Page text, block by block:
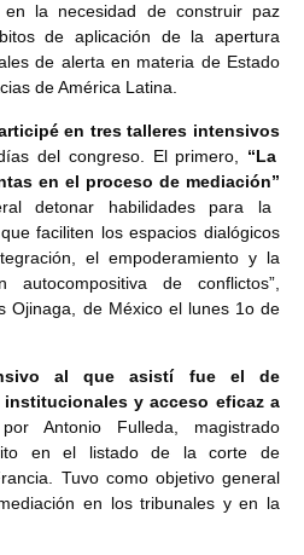
la necesidad de construir paz
de aplicación de la apertura
de alerta en materia de Estado
de América Latina.
en tres talleres intensivos
del congreso. El primero, “La
en el proceso de mediación”
detonar habilidades para la
faciliten los espacios dialógicos
el empoderamiento y la
de conflictos”,
Ojinaga, de México el lunes 1o de
al que asistí fue el de
y acceso eficaz a
Antonio Fulleda, magistrado
en el listado de la corte de
Tuvo como objetivo general
en los tribunales y en la